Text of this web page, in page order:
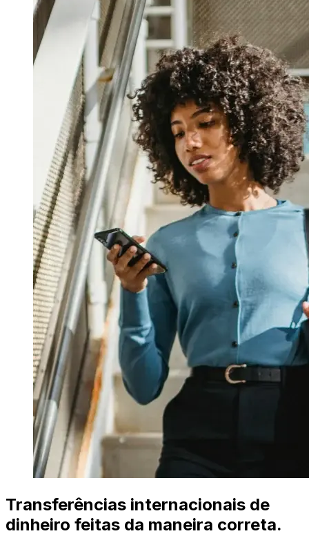
Transferências internacionais de
dinheiro feitas da maneira correta.